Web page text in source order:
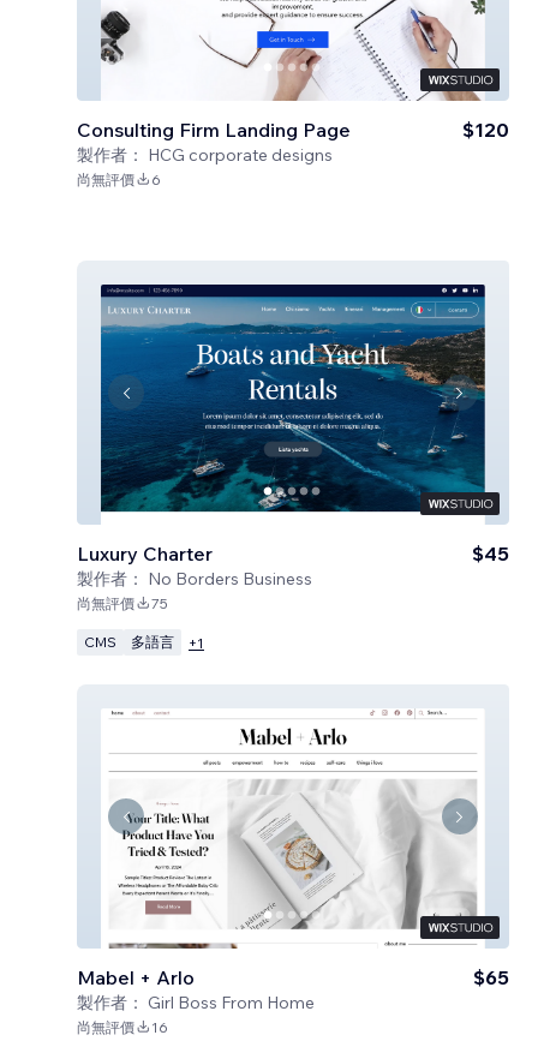
Consulting Firm Landing Page
製作者： HCG corporate designs
$120
尚無評價 6
Luxury Charter
製作者： No Borders Business
$45
尚無評價 75
CMS 多語言 +1
Mabel + Arlo
製作者： Girl Boss From Home
$65
尚無評價 16